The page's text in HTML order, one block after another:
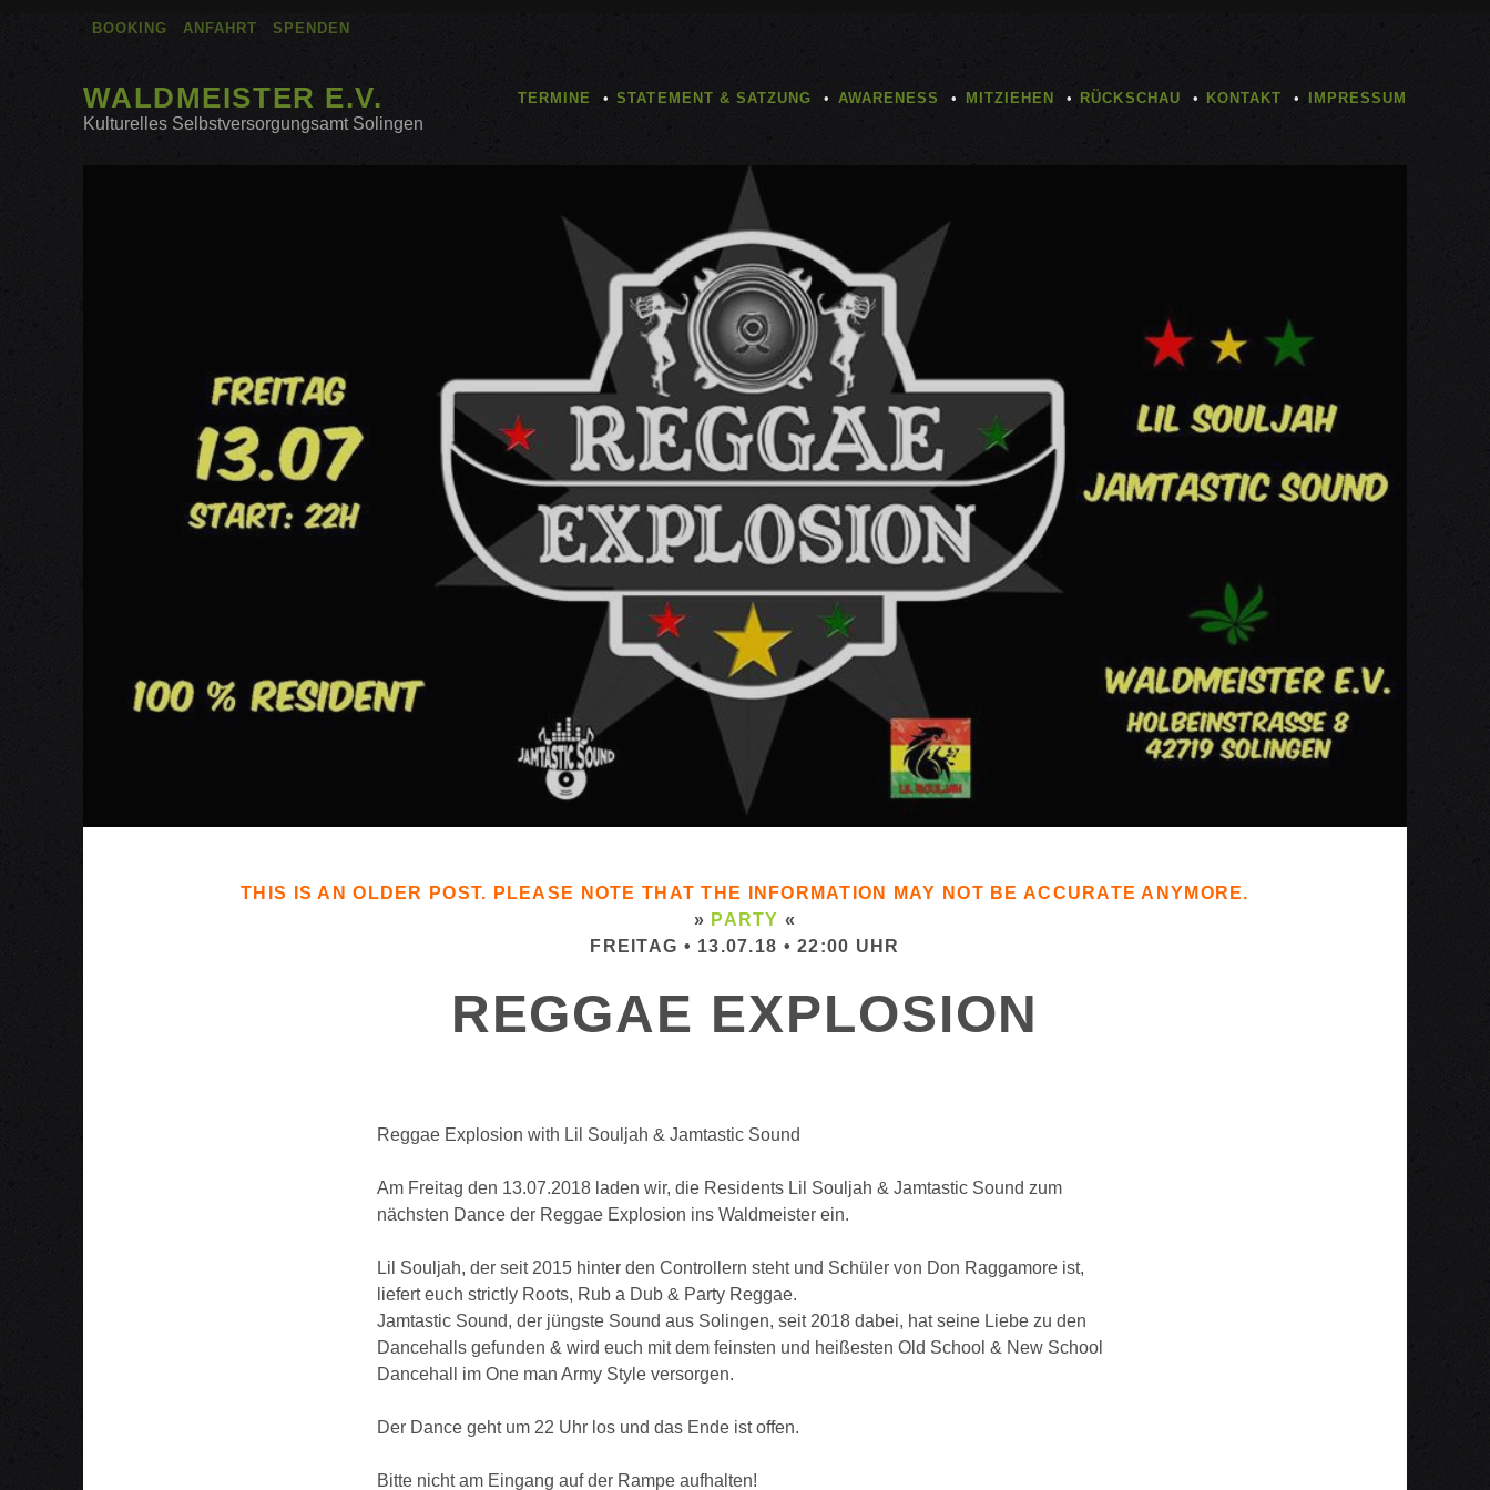
BOOKING ANFAHRT SPENDEN
WALDMEISTER E.V.
Kulturelles Selbstversorgungsamt Solingen
TERMINE STATEMENT & SATZUNG AWARENESS MITZIEHEN RÜCKSCHAU KONTAKT IMPRESSUM
THIS IS AN OLDER POST. PLEASE NOTE THAT THE INFORMATION MAY NOT BE ACCURATE ANYMORE.
» PARTY «
FREITAG • 13.07.18 • 22:00 UHR
REGGAE EXPLOSION
Reggae Explosion with Lil Souljah & Jamtastic Sound
Am Freitag den 13.07.2018 laden wir, die Residents Lil Souljah & Jamtastic Sound zum
nächsten Dance der Reggae Explosion ins Waldmeister ein.
Lil Souljah, der seit 2015 hinter den Controllern steht und Schüler von Don Raggamore ist,
liefert euch strictly Roots, Rub a Dub & Party Reggae.
Jamtastic Sound, der jüngste Sound aus Solingen, seit 2018 dabei, hat seine Liebe zu den
Dancehalls gefunden & wird euch mit dem feinsten und heißesten Old School & New School
Dancehall im One man Army Style versorgen.
Der Dance geht um 22 Uhr los und das Ende ist offen.
Bitte nicht am Eingang auf der Rampe aufhalten!